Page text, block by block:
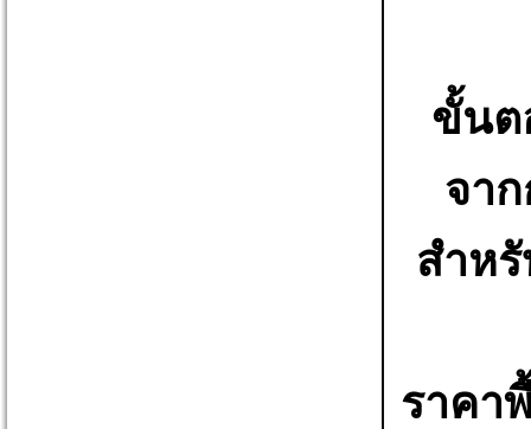
ขั้นต
จา
สำห
ราคา